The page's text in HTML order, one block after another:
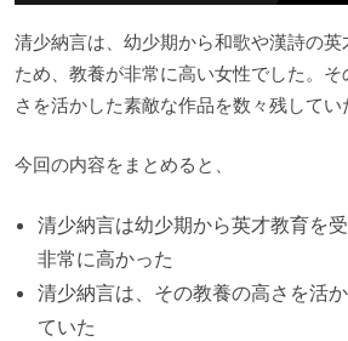
清少納言は、幼少期から和歌や漢詩の
ため、教養が非常に高い女性でした。
さを活かした素敵な作品を数々残してい
今回の内容をまとめると、
清少納言は幼少期から英才教育を
非常に高かった
清少納言は、その教養の高さを活
ていた